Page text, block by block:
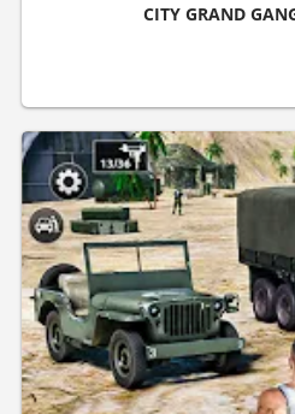
CITY GRAND